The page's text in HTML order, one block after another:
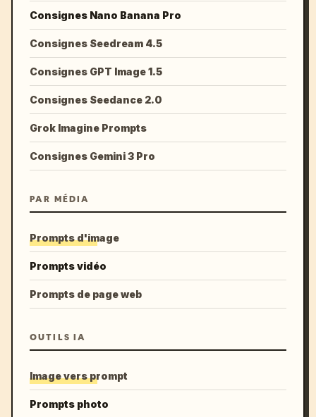
Consignes Nano Banana Pro
Consignes Seedream 4.5
Consignes GPT Image 1.5
Consignes Seedance 2.0
Grok Imagine Prompts
Consignes Gemini 3 Pro
PAR MÉDIA
Prompts d'image
Prompts vidéo
Prompts de page web
OUTILS IA
Image vers prompt
Prompts photo